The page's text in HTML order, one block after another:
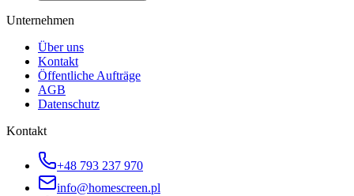
Unternehmen
Über uns
Kontakt
Öffentliche Aufträge
AGB
Datenschutz
Kontakt
+48 793 237 970
info@homescreen.pl